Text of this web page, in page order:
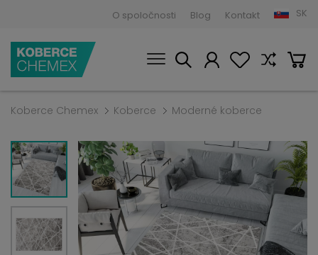
O spoločnosti Blog Kontakt SK
Koberce Chemex Koberce Moderné koberce